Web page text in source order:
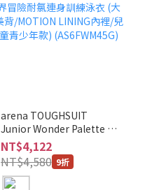
arena TOUGHSUIT
Junior Wonder Palette 阿
瑞娜君世界冒險耐氯連身
訓練泳衣 (大美背/MOTION
LINING內裡/兒童青少年
款) (AS6FWM45G)
NT$4,122
NT$4,580 9折